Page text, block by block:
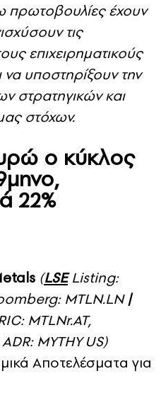
πρωτοβουλίες έχουν
τις
επιχειρηματικούς
να υποστηρίξουν την
στρατηγικών και
στόχων.
ο κύκλος
22%
(LSEListing:
MTLN.LN|
MTLNr.AT,
MYTHY US)
Αποτελέσματα για